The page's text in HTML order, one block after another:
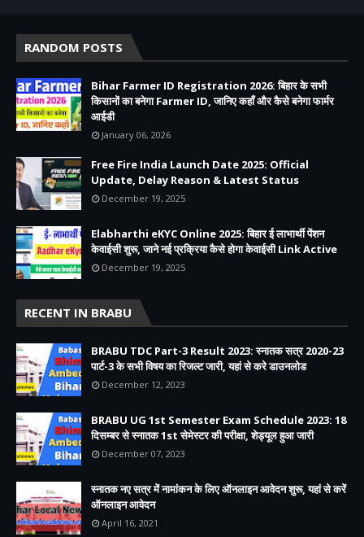
RANDOM POSTS
Bihar Farmer ID Registration 2026: बिहार के सभी
किसानों का बनेगा Farmer ID, जानिए कहाँ और कैसे बनेगा फार्मर
आईडी
January 06, 2026
Free Fire India Launch Date 2025: Official
Update, Delay Reason & Latest Status
December 19, 2025
Elabharthi eKYC Online 2025: बिहार ई लाभार्थी पेंशन
केवाईसी शुरू, जाने नई प्रक्रिया कैसे होगा केवाईसी Link Active
December 19, 2025
RECENT IN BRABU
BRABU TDC Part-3 Result 2023: स्नातक सत्र 2020-23
पार्ट-3 के सभी विषय का रिजल्ट जारी, यहां से करे डाउनलोड
December 12, 2023
BRABU UG 1st Semester Exam Schedule 2023: 18
दिसम्बर से स्नातक 1st सेमेस्टर की परीक्षा, शेड्यूल हुआ जारी
December 07, 2023
स्नातक नए सत्र में नामांकन के लिए ऑनलाइन आवेदन शुरू, यहां से करें
ऑनलाइन आवेदन
April 16, 2021